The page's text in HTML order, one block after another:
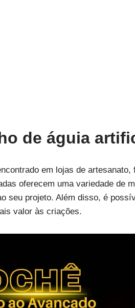
de águia
em lojas de
oferecem uma variedade de
seu projeto. Além disso, é
valor às criações.